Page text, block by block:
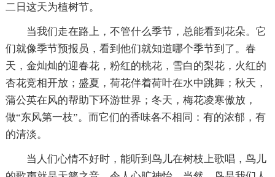
二日这天为植树节。
当我们走在路上，不管什么季节，总能看到花朵。它
们就像季节预报员，看到他们就知道哪个季节到了。春
天，金灿灿的迎春花，粉红的桃花，雪白的梨花，火红的
杏花竞相开放；盛夏，荷花伴着荷叶在水中跳舞；秋天，
蒲公英在风的帮助下环游世界；冬天，梅花凌寒傲放，
做“东风第一枝”。而它们的香味各不相同：有的浓郁，有
的清淡。
当人们心情不好时，能听到鸟儿在树枝上歌唱，鸟儿